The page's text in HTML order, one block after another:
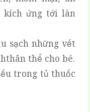
kích ứng tới làn
sạch những vết
thể cho bé.
trong tủ thuốc